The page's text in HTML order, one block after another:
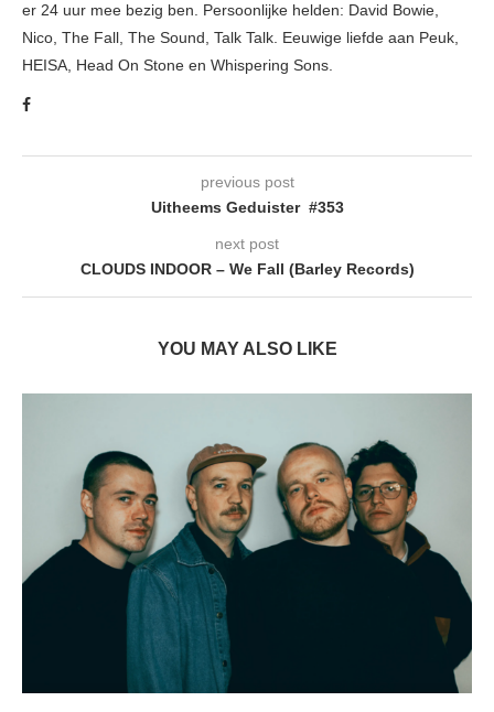
er 24 uur mee bezig ben. Persoonlijke helden: David Bowie,
Nico, The Fall, The Sound, Talk Talk. Eeuwige liefde aan Peuk,
HEISA, Head On Stone en Whispering Sons.
previous post
Uitheems Geduister #353
next post
CLOUDS INDOOR – We Fall (Barley Records)
YOU MAY ALSO LIKE